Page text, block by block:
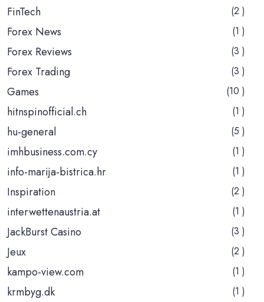
FinTech (2 )
Forex News (1 )
Forex Reviews (3 )
Forex Trading (3 )
Games (10 )
hitnspinofficial.ch (1 )
hu-general (5 )
imhbusiness.com.cy (1 )
info-marija-bistrica.hr (1 )
Inspiration (2 )
interwettenaustria.at (1 )
JackBurst Casino (3 )
Jeux (2 )
kampo-view.com (1 )
krmbyg.dk (1 )